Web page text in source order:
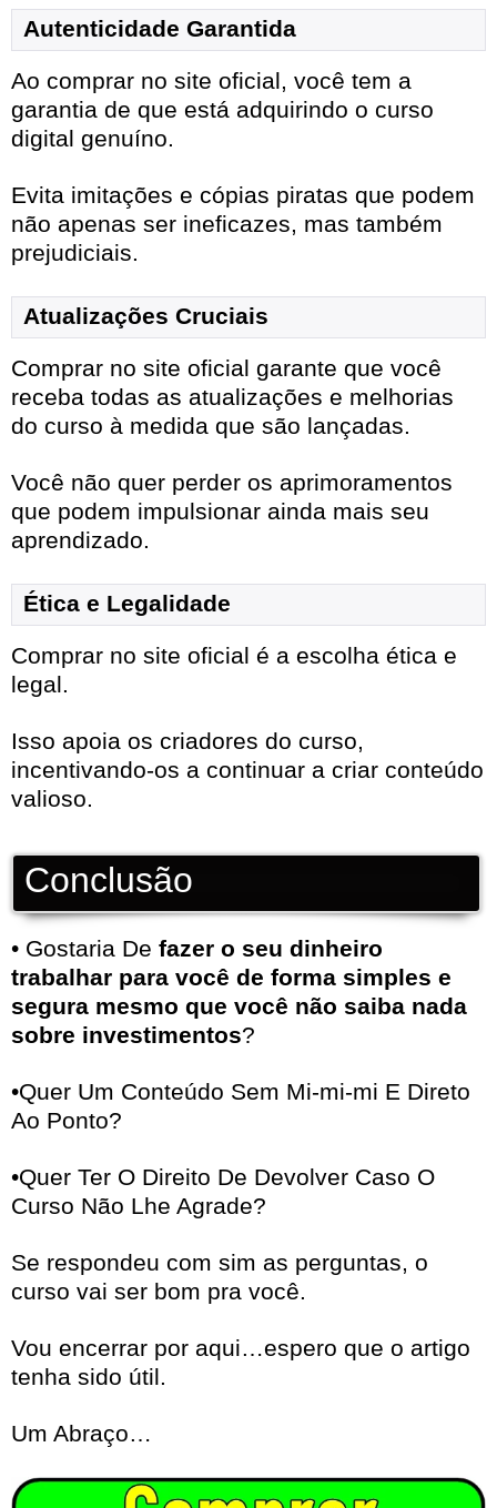
Autenticidade Garantida
Ao comprar no site oficial, você tem a
garantia de que está adquirindo o curso
digital genuíno.
Evita imitações e cópias piratas que podem
não apenas ser ineficazes, mas também
prejudiciais.
Atualizações Cruciais
Comprar no site oficial garante que você
receba todas as atualizações e melhorias
do curso à medida que são lançadas.
Você não quer perder os aprimoramentos
que podem impulsionar ainda mais seu
aprendizado.
Ética e Legalidade
Comprar no site oficial é a escolha ética e
legal.
Isso apoia os criadores do curso,
incentivando-os a continuar a criar conteúdo
valioso.
Conclusão
• Gostaria De fazer o seu dinheiro
trabalhar para você de forma simples e
segura mesmo que você não saiba nada
sobre investimentos?
•Quer Um Conteúdo Sem Mi-mi-mi E Direto
Ao Ponto?
•Quer Ter O Direito De Devolver Caso O
Curso Não Lhe Agrade?
Se respondeu com sim as perguntas, o
curso vai ser bom pra você.
Vou encerrar por aqui…espero que o artigo
tenha sido útil.
Um Abraço…